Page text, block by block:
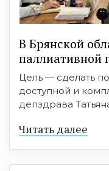
В Брянской
паллиативной
Цель — сделать
доступной и
депздрава
Читать далее